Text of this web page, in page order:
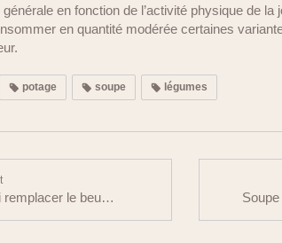
en fonction de l’activité physique de la
en quantité modérée certaines
potage soupe légumes
Par quoi remplacer le beurre sur les tartines ?